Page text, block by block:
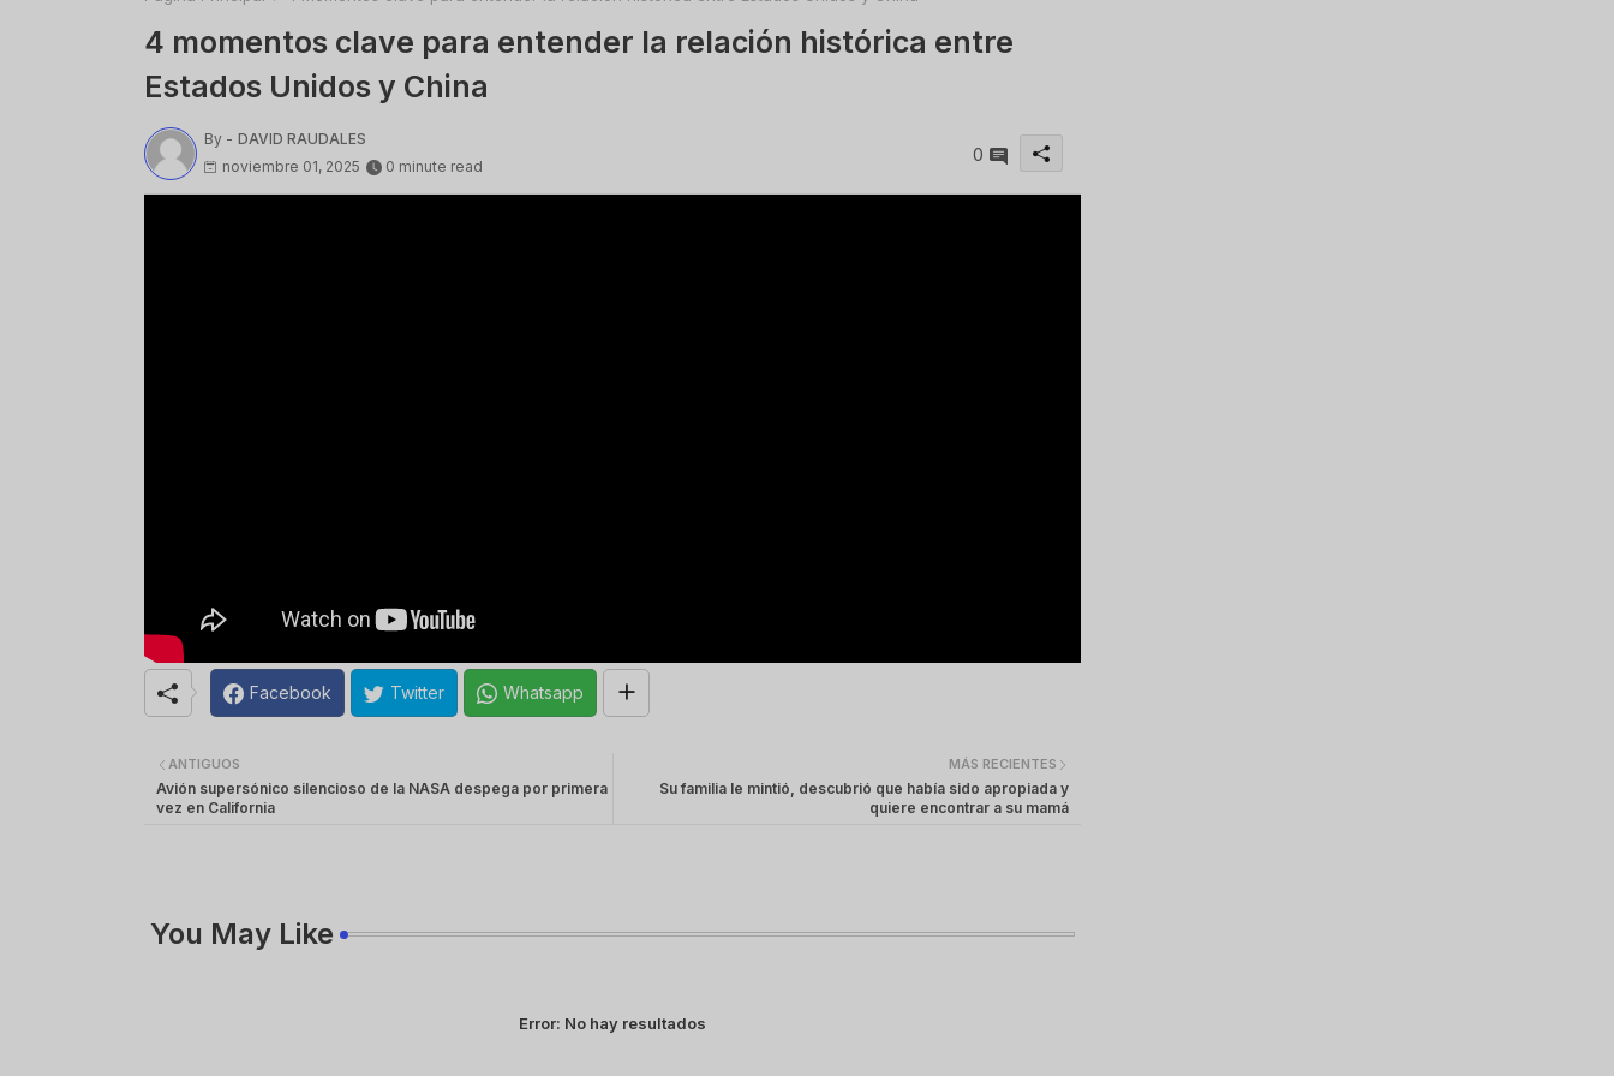
4 momentos clave para entender la relación histórica entre
Estados Unidos y China
By - DAVID RAUDALES
noviembre 01, 2025
0 minute read
0
Facebook Twitter Whatsapp
MÁS RECIENTES
Su familia le mintió, descubrió que había sido apropiada y
quiere encontrar a su mamá
ANTIGUOS
Avión supersónico silencioso de la NASA despega por primera
vez en California
You May Like
Error: No hay resultados